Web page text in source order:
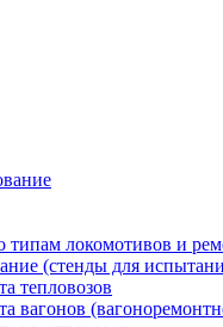
локомотивов и
(стенды для
тепловозов
вагонов